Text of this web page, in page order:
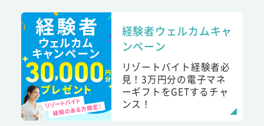
経験者ウェルカムキャ
ンペーン
リゾートバイト経験者必
見！3万円分の電子マネ
ーギフトをGETするチャ
ンス！